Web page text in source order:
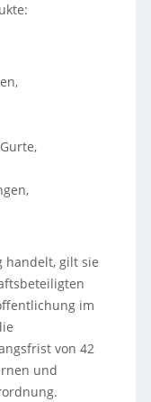
handelt, gilt sie
im
von 42
und